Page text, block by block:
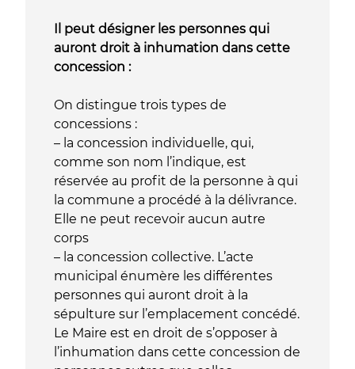
Il peut désigner les personnes qui
auront droit à inhumation dans cette
concession :
On distingue trois types de
concessions :
– la concession individuelle, qui,
comme son nom l’indique, est
réservée au profit de la personne à qui
la commune a procédé à la délivrance.
Elle ne peut recevoir aucun autre
corps
– la concession collective. L’acte
municipal énumère les différentes
personnes qui auront droit à la
sépulture sur l’emplacement concédé.
Le Maire est en droit de s’opposer à
l’inhumation dans cette concession de